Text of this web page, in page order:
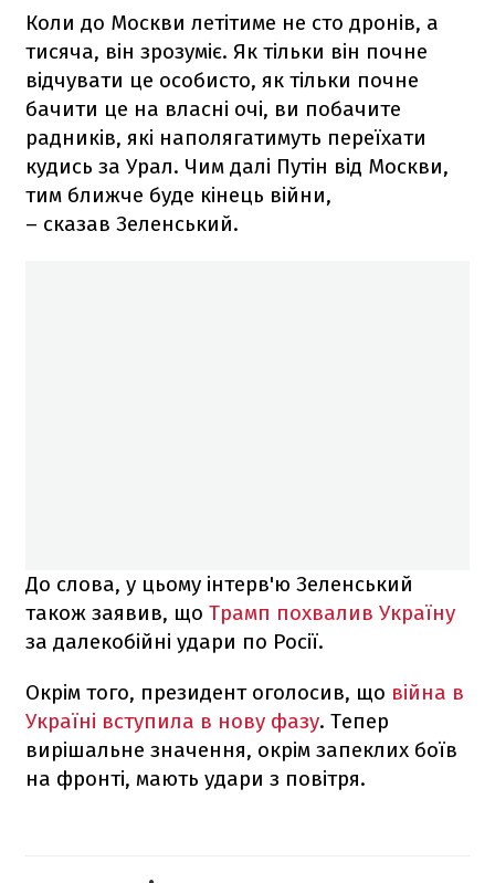
Коли до Москви летітиме не сто дронів, а
тисяча, він зрозуміє. Як тільки він почне
відчувати це особисто, як тільки почне
бачити це на власні очі, ви побачите
радників, які наполягатимуть переїхати
кудись за Урал. Чим далі Путін від Москви,
тим ближче буде кінець війни,
– сказав Зеленський.
До слова, у цьому інтерв'ю Зеленський
також заявив, що Трамп похвалив Україну
за далекобійні удари по Росії.
Окрім того, президент оголосив, що війна в
Україні вступила в нову фазу. Тепер
вирішальне значення, окрім запеклих боїв
на фронті, мають удари з повітря.